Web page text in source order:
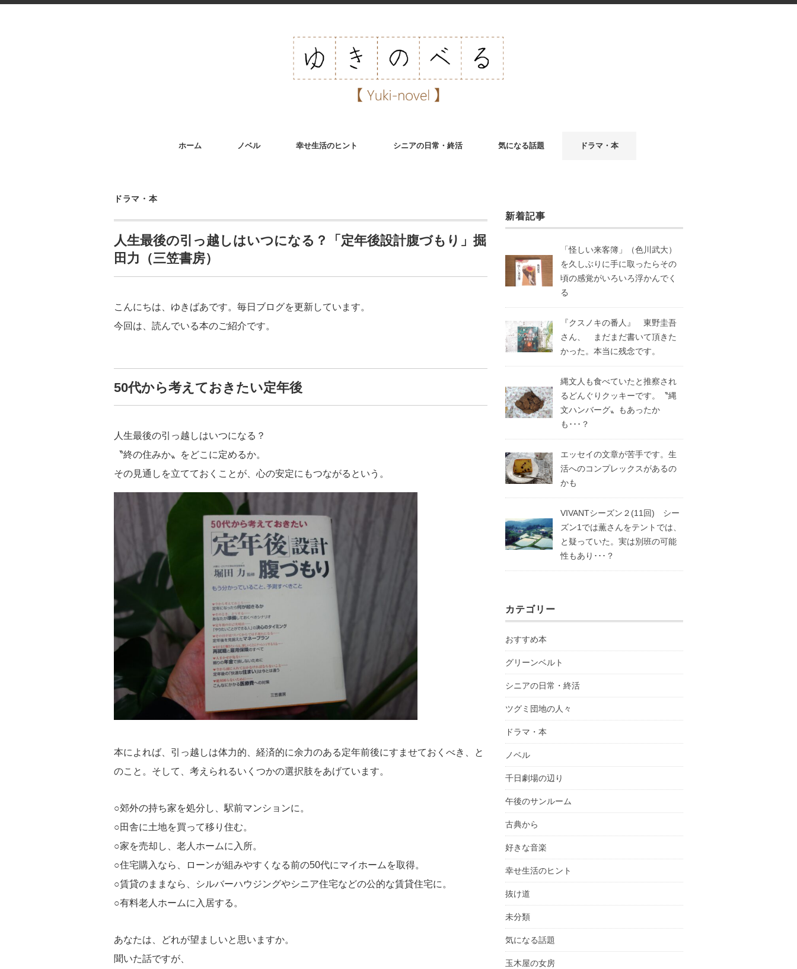
ホーム ノベル 幸せ生活のヒント シニアの日常・終活 気になる話題 ドラマ・本
ドラマ・本
人生最後の引っ越しはいつになる？「定年後設計腹づもり」掘
田力（三笠書房）
こんにちは、ゆきばあです。毎日ブログを更新しています。
今回は、読んでいる本のご紹介です。
50代から考えておきたい定年後
人生最後の引っ越しはいつになる？
〝終の住みか〟をどこに定めるか。
その見通しを立てておくことが、心の安定にもつながるという。
本によれば、引っ越しは体力的、経済的に余力のある定年前後にすませておくべき、と
のこと。そして、考えられるいくつかの選択肢をあげています。
○郊外の持ち家を処分し、駅前マンションに。
○田舎に土地を買って移り住む。
○家を売却し、老人ホームに入所。
○住宅購入なら、ローンが組みやすくなる前の50代にマイホームを取得。
○賃貸のままなら、シルバーハウジングやシニア住宅などの公的な賃貸住宅に。
○有料老人ホームに入居する。
あなたは、どれが望ましいと思いますか。
聞いた話ですが、
新着記事
「怪しい来客簿」（色川武大）
を久しぶりに手に取ったらその
頃の感覚がいろいろ浮かんでく
る
『クスノキの番人』 東野圭吾
さん、 まだまだ書いて頂きた
かった。本当に残念です。
縄文人も食べていたと推察され
るどんぐりクッキーです。〝縄
文ハンバーグ〟もあったか
も･･･？
エッセイの文章が苦手です。生
活へのコンプレックスがあるの
かも
VIVANTシーズン２(11回) シー
ズン1では薫さんをテントでは、
と疑っていた。実は別班の可能
性もあり･･･？
カテゴリー
おすすめ本
グリーンベルト
シニアの日常・終活
ツグミ団地の人々
ドラマ・本
ノベル
千日劇場の辺り
午後のサンルーム
古典から
好きな音楽
幸せ生活のヒント
抜け道
未分類
気になる話題
玉木屋の女房